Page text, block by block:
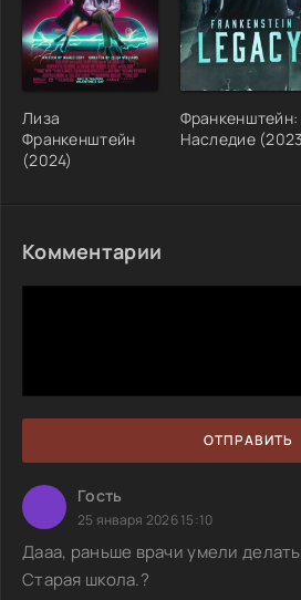
Лиза
Франкенштейн
(2024)
Франкенштейн:
Наследие
Комментарии
ОТПРАВИТЬ
Гость
25 января 2026 15:10
Дааа, раньше врачи умели
Старая школа.?